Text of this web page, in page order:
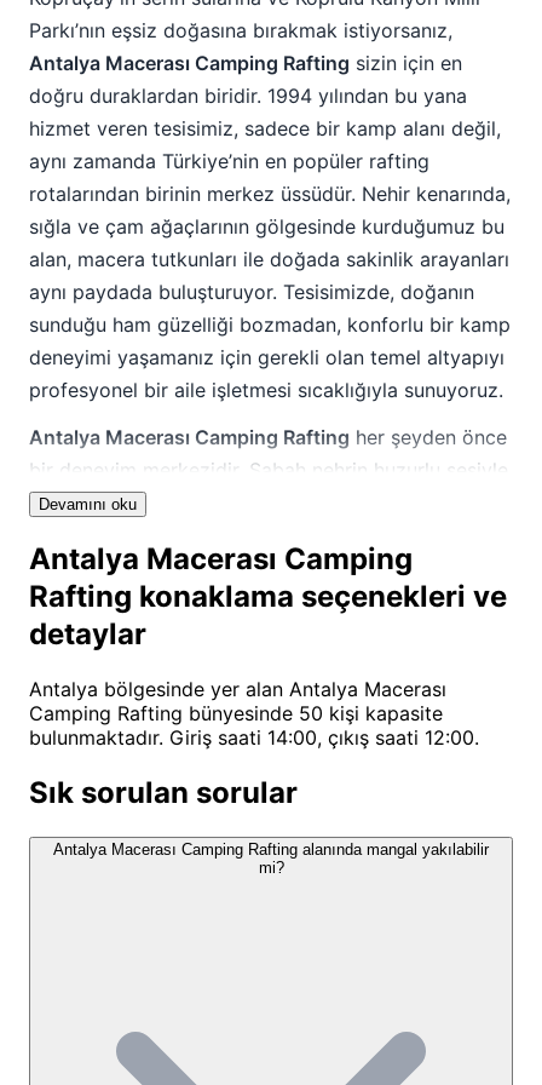
Parkı’nın eşsiz doğasına bırakmak istiyorsanız,
Antalya Macerası Camping Rafting sizin için en
doğru duraklardan biridir. 1994 yılından bu yana
hizmet veren tesisimiz, sadece bir kamp alanı değil,
aynı zamanda Türkiye’nin en popüler rafting
rotalarından birinin merkez üssüdür. Nehir kenarında,
sığla ve çam ağaçlarının gölgesinde kurduğumuz bu
alan, macera tutkunları ile doğada sakinlik arayanları
aynı paydada buluşturuyor. Tesisimizde, doğanın
sunduğu ham güzelliği bozmadan, konforlu bir kamp
deneyimi yaşamanız için gerekli olan temel altyapıyı
profesyonel bir aile işletmesi sıcaklığıyla sunuyoruz.
Antalya Macerası Camping Rafting her şeyden önce
bir deneyim merkezidir. Sabah nehrin huzurlu sesiyle
uyanıp, öğleden sonra 14 kilometrelik heyecan dolu
özellikle ekstrem sporlara ilgi duyan genç gruplar,
doğa sporlarını seven aileler ve rotasını Antalya’nın
iç bölgelerine çeviren gezginler için ideal bir
sadece bir çadırda uyumakla kalmaz, aynı zamanda
bölgenin yerel lezzetlerini tadabilir ve Köprülü
sahiplerimiz Nihat Bey ve ailesinin samimi yaklaşımı,
sağlayan en önemli unsurdur.
içerisinde yer alan dünyaca ünlü Köprülü Kanyon Milli
Parkı’nın tam merkezinde, Gökçesu mevkiinde
Devamını oku
Antalya Macerası Camping
Rafting konaklama seçenekleri ve
detaylar
Antalya bölgesinde yer alan Antalya Macerası
Camping Rafting bünyesinde 50 kişi kapasite
bulunmaktadır. Giriş saati 14:00, çıkış saati 12:00.
Sık sorulan sorular
Antalya Macerası Camping Rafting alanında mangal yakılabilir
mi?